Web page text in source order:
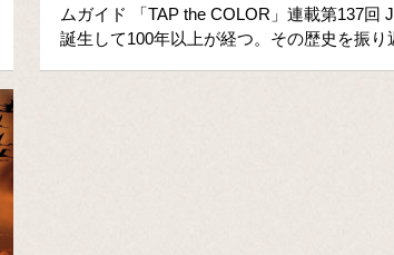
ムガイド 「TAP the COLOR」連載第137回
誕生して100年以上が経つ。その歴史を振